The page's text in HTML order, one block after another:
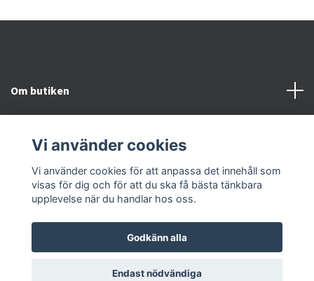
Om butiken
Snabblänkar
© 2026 Kroppsvitalitet & Fotvitalitet
Vi använder cookies
Vi använder cookies för att anpassa det innehåll som
visas för dig och för att du ska få bästa tänkbara
upplevelse när du handlar hos oss.
Godkänn alla
Endast nödvändiga